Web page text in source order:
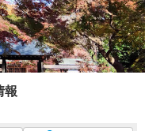
報